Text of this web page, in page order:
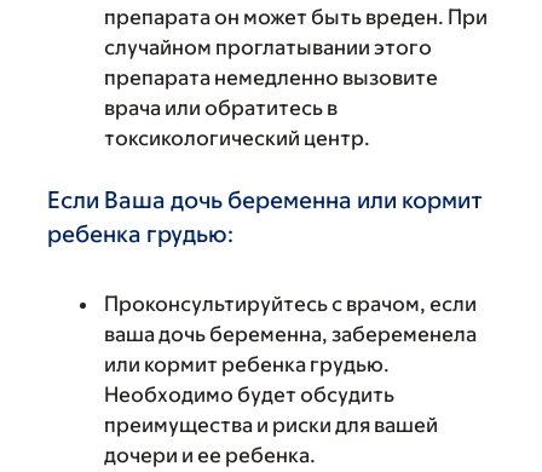
препарата он может быть вреден. При
случайном проглатывании этого
препарата немедленно вызовите
врача или обратитесь в
токсикологический центр.
Если Ваша дочь беременна или кормит
ребенка грудью:
Проконсультируйтесь с врачом, если
ваша дочь беременна, забеременела
или кормит ребенка грудью.
Необходимо будет обсудить
преимущества и риски для вашей
дочери и ее ребенка.